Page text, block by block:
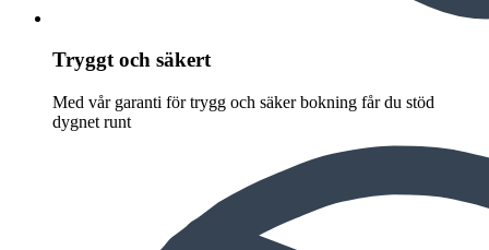
Tryggt och säkert
Med vår garanti för trygg och säker bokning får du stöd
dygnet runt